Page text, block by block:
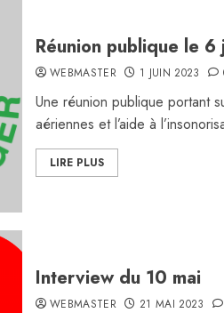
Réunion publique le 6
WEBMASTER 1 JUIN 2023
Une réunion publique portant
aériennes et l’aide à
LIRE PLUS
Interview du 10 mai
WEBMASTER 21 MAI 2023